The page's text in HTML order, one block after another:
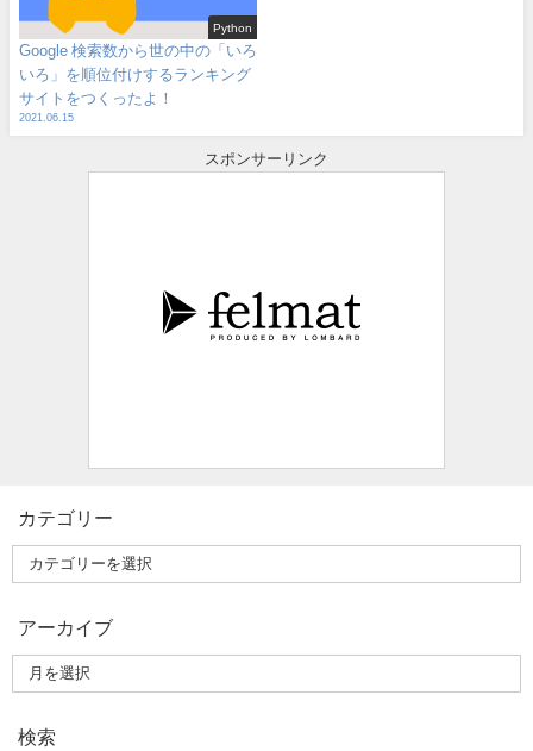
Python
Google 検索数から世の中の「いろ
いろ」を順位付けするランキング
サイトをつくったよ！
2021.06.15
スポンサーリンク
カテゴリー
アーカイブ
検索